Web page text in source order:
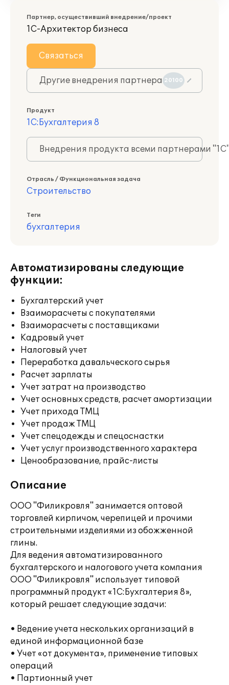
Партнер, осуществивший внедрение/проект
1С-Архитектор бизнеса
Связаться
Другие внедрения партнера 20100
Продукт
1С:Бухгалтерия 8
Внедрения продукта всеми партнерами
Отрасль / Функциональная задача
Строительство
Теги
бухгалтерия
Автоматизированы следующие
функции:
Бухгалтерский учет
Взаиморасчеты с покупателями
Взаиморасчеты с поставщиками
Кадровый учет
Налоговый учет
Переработка давальческого сырья
Расчет зарплаты
Учет затрат на производство
Учет основных средств, расчет амортизации
Учет прихода ТМЦ
Учет продаж ТМЦ
Учет спецодежды и спецоснастки
Учет услуг производственного характера
Ценообразование, прайс-листы
Описание
ООО "Филикровля" занимается оптовой
торговлей кирпичом, черепицей и прочими
строительными изделиями из обожженной
глины.
Для ведения автоматизированного
бухгалтерского и налогового учета компания
ООО "Филикровля" использует типовой
программный продукт «1С:Бухгалтерия 8»,
который решает следующие задачи:
• Ведение учета нескольких организаций в
единой информационной базе
• Учет «от документа», применение типовых
операций
• Партионный учет